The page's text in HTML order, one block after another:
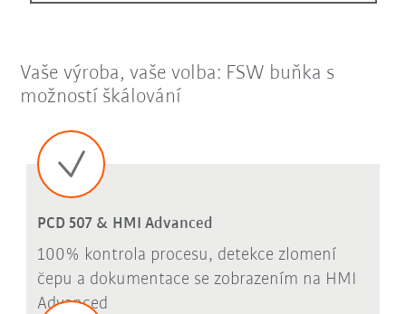
Vaše výroba, vaše volba: FSW buňka s
možností škálování
PCD 507 & HMI Advanced
100% kontrola procesu, detekce zlomení
čepu a dokumentace se zobrazením na HMI
Advanced